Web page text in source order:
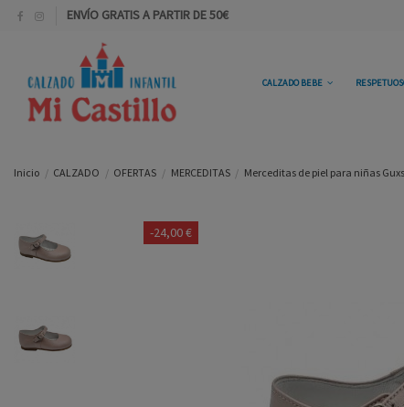
ENVÍO GRATIS A PARTIR DE 50€
CALZADO BEBE
Inicio CALZADO OFERTAS MERCEDITAS Merceditas de piel para niñas Guxs
-24,00 €